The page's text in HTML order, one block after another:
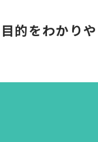
的をわかりや